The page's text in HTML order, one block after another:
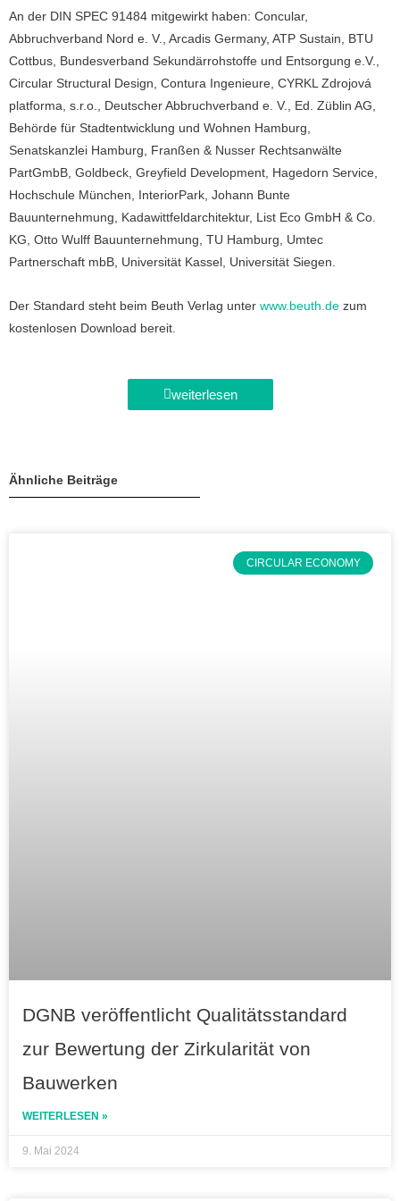
An der DIN SPEC 91484 mitgewirkt haben: Concular,
Abbruchverband Nord e. V., Arcadis Germany, ATP Sustain, BTU
Cottbus, Bundesverband Sekundärrohstoffe und Entsorgung e.V.,
Circular Structural Design, Contura Ingenieure, CYRKL Zdrojová
platforma, s.r.o., Deutscher Abbruchverband e. V., Ed. Züblin AG,
Behörde für Stadtentwicklung und Wohnen Hamburg,
Senatskanzlei Hamburg, Franßen & Nusser Rechtsanwälte
PartGmbB, Goldbeck, Greyfield Development, Hagedorn Service,
Hochschule München, InteriorPark, Johann Bunte
Bauunternehmung, Kadawittfeldarchitektur, List Eco GmbH & Co.
KG, Otto Wulff Bauunternehmung, TU Hamburg, Umtec
Partnerschaft mbB, Universität Kassel, Universität Siegen.
Der Standard steht beim Beuth Verlag unter www.beuth.de zum
kostenlosen Download bereit.
weiterlesen
Ähnliche Beiträge
CIRCULAR ECONOMY
DGNB veröffentlicht Qualitätsstandard
zur Bewertung der Zirkularität von
Bauwerken
WEITERLESEN »
9. Mai 2024